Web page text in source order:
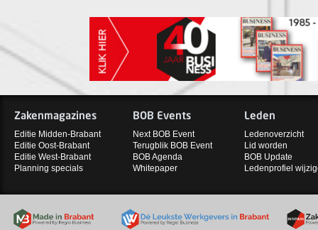
Zakenmagazines
Editie Midden-Brabant
Editie Oost-Brabant
Editie West-Brabant
Planning specials
BOB Events
Next BOB Event
Terugblik BOB Event
BOB Agenda
Whitepaper
Leden
Ledenoverzicht
Lid worden
BOB Update
Ledenprofiel